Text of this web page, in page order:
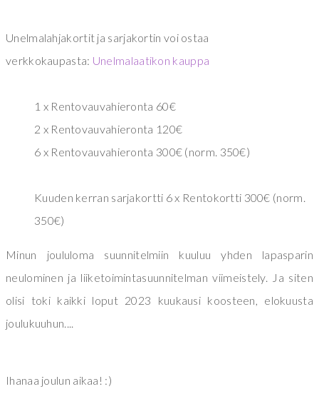
Unelmalahjakortit ja sarjakortin voi ostaa
verkkokaupasta: Unelmalaatikon kauppa
1 x Rentovauvahieronta 60€
2 x Rentovauvahieronta 120€
6 x Rentovauvahieronta 300€ (norm. 350€)
Kuuden kerran sarjakortti 6 x Rentokortti 300€ (norm.
350€)
Minun joululoma suunnitelmiin kuuluu yhden lapasparin
neulominen ja liiketoimintasuunnitelman viimeistely. Ja siten
olisi toki kaikki loput 2023 kuukausi koosteen, elokuusta
joulukuuhun....
Ihanaa joulun aikaa! :)